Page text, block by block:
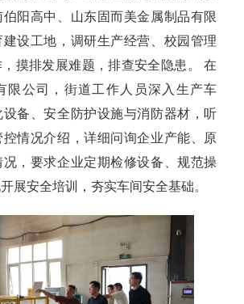
阳高中、山东固而美金属制品有限
设工地，调研生产经营、校园管理
，摸排发展难题，排查安全隐患。在
限公司，街道工作人员深入生产车
设备、安全防护设施与消防器材，听
情况介绍，详细问询企业产能、原
，要求企业定期检修设备、规范操
展安全培训，夯实车间安全基础。